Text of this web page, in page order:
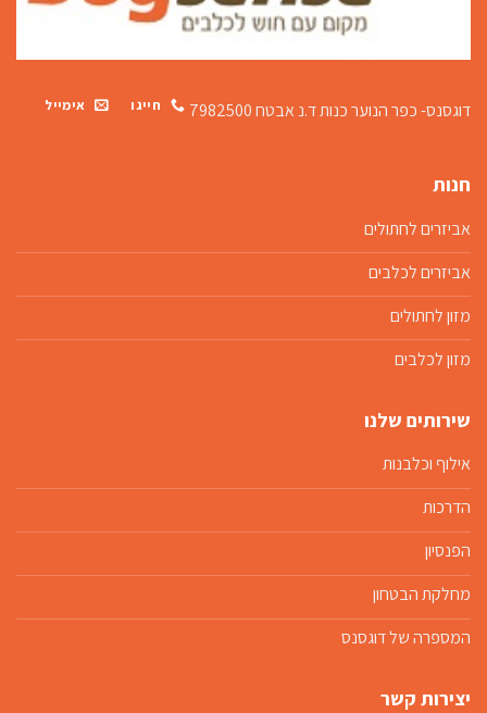
דוגסנס- כפר הנוער כנותד.נ אבטח 7982500 חייגו אימייל
חנות
אביזרים לחתולים
אביזרים לכלבים
מזון לחתולים
מזון לכלבים
שירותים שלנו
אילוף וכלבנות
הדרכות
הפנסיון
מחלקת הבטחון
המספרה של דוגסנס
יצירות קשר